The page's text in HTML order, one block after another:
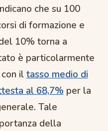
che su 100
di formazione e
10% torna a
è particolarmente
con iltasso medio di
al 68,7%per la
Tale
della